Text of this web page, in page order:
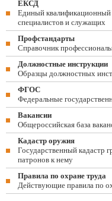
ЕКСД
Единый квалификационный
специалистов и служащих
Профстандарты
Справочник
Должностные инструкции
Образцы должностных
ФГОС
Федеральные
Вакансии
Общероссийская база
Кадастр оружия
Государственный кадастр
патронов к нему
Правила по охране труда
Действующие правила по